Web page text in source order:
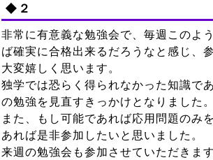
◆２
非常に有意義な勉強会で、毎週このよ
ば確実に合格出来るだろうなと感じ、
大変嬉しく思います。
独学では恐らく得られなかった知識で
の勉強を見直すきっかけとなりました。
また、もし可能であれば応用問題のみ
あれば是非参加したいと思いました。
来週の勉強会も参加させていただきま